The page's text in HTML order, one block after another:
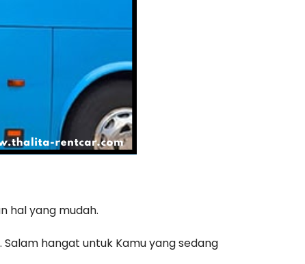
hal yang mudah.
hangat untuk Kamu yang sedang